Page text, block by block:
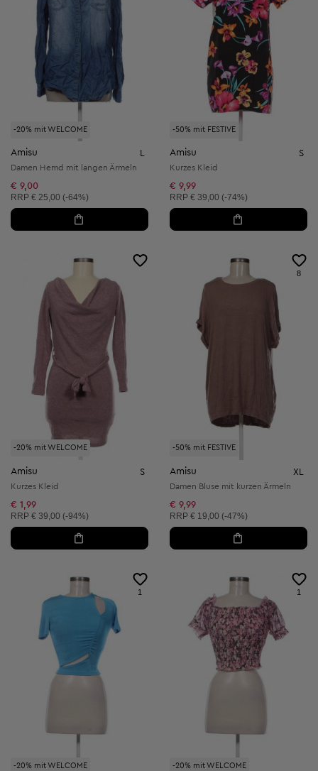
-20% mit WELCOME
Amisu
Damen Hemd mit langen Ärmeln
€ 9,00
Unverbindliche Preisempfehlung:
RRP € 25,00 (-64%)
-50% mit FESTIVE
Amisu S
Kurzes Kleid
€ 9,99
Unverbindliche Preisempfehlung:
RRP € 39,00 (-74%)
-20% mit WELCOME
Amisu S
Kurzes Kleid
€ 1,99
Unverbindliche Preisempfehlung:
RRP € 39,00 (-94%)
-50% mit FESTIVE
8
Amisu XL
Damen Bluse mit kurzen Ärmeln
€ 9,99
Unverbindliche Preisempfehlung:
RRP € 19,00 (-47%)
-20% mit WELCOME
1
-20% mit WELCOME
1